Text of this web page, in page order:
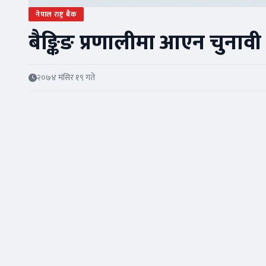
नेपाल राष्ट्र बैंक
बैङ्किङ प्रणालीमा आएन
२०७४ मंसिर १९ गते